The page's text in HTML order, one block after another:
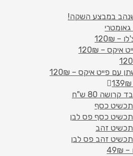
במבצע השקה!
120₪
– 120₪
פייט איקס – 120₪
80 ש"ח
כסף
כסף פס לבן
זהב
זהב פס לבן